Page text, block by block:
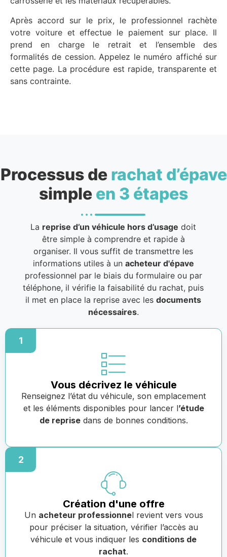
Après accord sur le prix, le professionnel rachète
votre voiture et effectue le paiement sur place. Il
prend en charge le retrait et l’ensemble des
formalités de cession. Appelez le numéro affiché sur
cette page. La procédure est rapide, transparente et
sans contrainte.
Processus de rachat d’épave
simple en 3 étapes
La reprise d’un véhicule hors d’usage doit
être simple à comprendre et rapide à
organiser. Il vous suffit de transmettre les
informations utiles à un acheteur d'épave
professionnel par le biais du formulaire ou par
téléphone, il vérifie la faisabilité du rachat, puis
il met en place la reprise avec lesdocuments
nécessaires.
1
Vous décrivez le véhicule
Renseignez l’état du véhicule, son emplacement
et les éléments disponibles pour lancer l’étude
de reprisedans de bonnes conditions.
2
Création d'une offre
Un acheteur professionnel revient vers vous
pour préciser la situation, vérifier l’accès au
véhicule et vous indiquer les conditions de
rachat.